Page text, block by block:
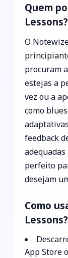
Quem
Lessons?
O
procuram
estejas a
vez ou a
como
feedback
perfeito
desejam
Como
Lessons?
App Store